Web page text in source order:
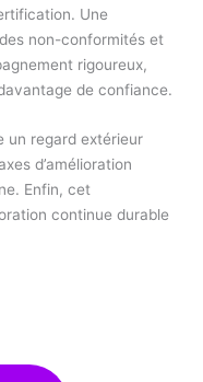
Une
non-conformités et
rigoureux,
de confiance.
un regard extérieur
d’amélioration
Enfin, cet
continue durable